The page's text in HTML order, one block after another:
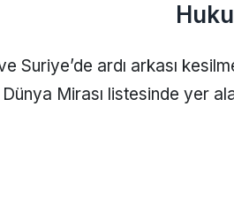
Suriye’de ardı arkası
Dünya Mirası listesinde yer